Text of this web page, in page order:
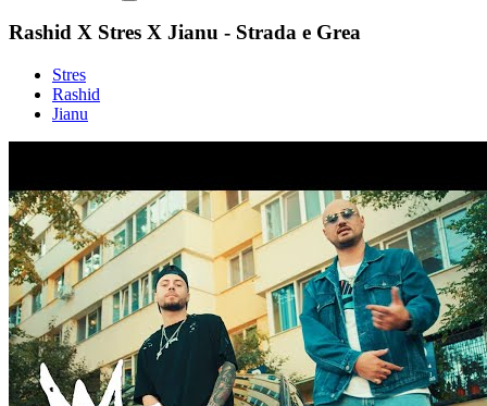
Rashid X Stres X Jianu - Strada e Grea
Stres
Rashid
Jianu